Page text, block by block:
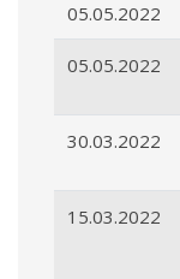
05.05.2022
05.05.2022
30.03.2022
15.03.2022